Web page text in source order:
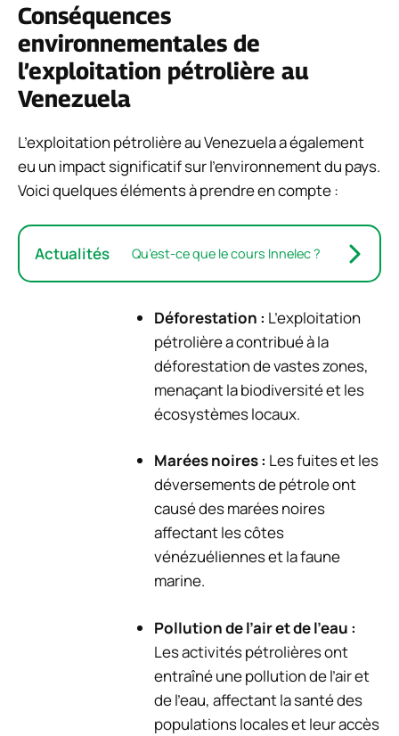
Conséquences
environnementales de
l’exploitation pétrolière au
Venezuela
L’exploitation pétrolière au Venezuela a également
eu un impact significatif sur l’environnement du pays.
Voici quelques éléments à prendre en compte :
Actualités Qu’est-ce que le cours Innelec ?
Déforestation : L’exploitation
pétrolière a contribué à la
déforestation de vastes zones,
menaçant la biodiversité et les
écosystèmes locaux.
Marées noires : Les fuites et les
déversements de pétrole ont
causé des marées noires
affectant les côtes
vénézuéliennes et la faune
marine.
Pollution de l’air et de l’eau :
Les activités pétrolières ont
entraîné une pollution de l’air et
de l’eau, affectant la santé des
populations locales et leur accès